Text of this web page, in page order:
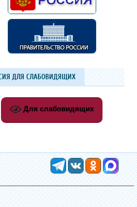
ДЛЯ СЛАБОВИДЯЩИХ
Для слабовидящих